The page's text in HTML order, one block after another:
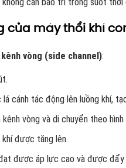
của máy thổi khí
vòng (side channel):
lá cánh tác động lên luồng khí,
kênh vòng và di chuyển theo
khí được tăng lên.
được áp lực cao và được đẩy